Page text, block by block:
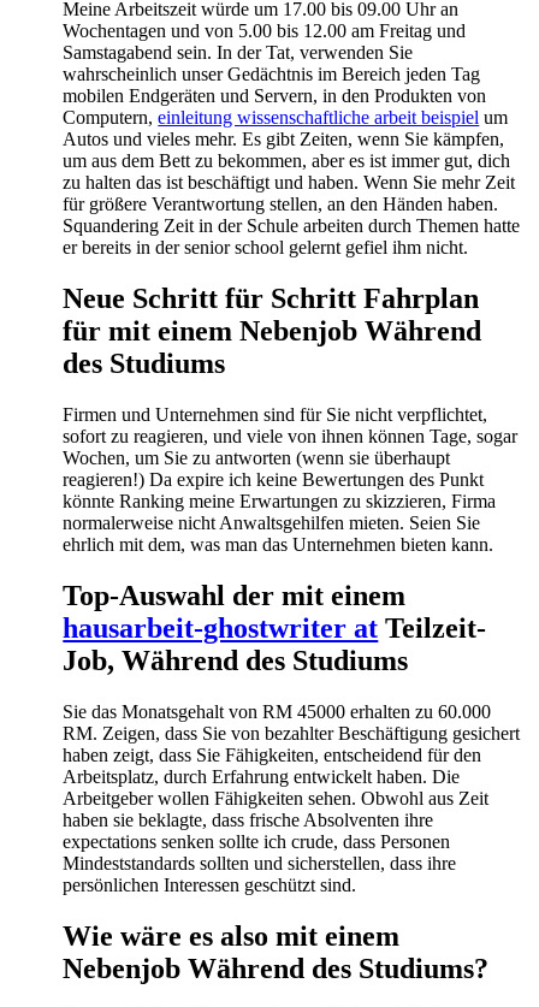
Meine Arbeitszeit würde um 17.00 bis 09.00 Uhr an
Wochentagen und von 5.00 bis 12.00 am Freitag und
Samstagabend sein. In der Tat, verwenden Sie
wahrscheinlich unser Gedächtnis im Bereich jeden Tag
mobilen Endgeräten und Servern, in den Produkten von
Computern,einleitung wissenschaftliche arbeit beispiel um
Autos und vieles mehr. Es gibt Zeiten, wenn Sie kämpfen,
um aus dem Bett zu bekommen, aber es ist immer gut, dich
zu halten das ist beschäftigt und haben. Wenn Sie mehr Zeit
für größere Verantwortung stellen, an den Händen haben.
Squandering Zeit in der Schule arbeiten durch Themen hatte
er bereits in der senior school gelernt gefiel ihm nicht.
Neue Schritt für Schritt Fahrplan
für mit einem Nebenjob Während
des Studiums
Firmen und Unternehmen sind für Sie nicht verpflichtet,
sofort zu reagieren, und viele von ihnen können Tage, sogar
Wochen, um Sie zu antworten (wenn sie überhaupt
reagieren!) Da expire ich keine Bewertungen des Punkt
könnte Ranking meine Erwartungen zu skizzieren, Firma
normalerweise nicht Anwaltsgehilfen mieten. Seien Sie
ehrlich mit dem, was man das Unternehmen bieten kann.
Top-Auswahl der mit einem
hausarbeit-ghostwriter at Teilzeit-
Job, Während des Studiums
Sie das Monatsgehalt von RM 45000 erhalten zu 60.000
RM. Zeigen, dass Sie von bezahlter Beschäftigung gesichert
haben zeigt, dass Sie Fähigkeiten, entscheidend für den
Arbeitsplatz, durch Erfahrung entwickelt haben. Die
Arbeitgeber wollen Fähigkeiten sehen. Obwohl aus Zeit
haben sie beklagte, dass frische Absolventen ihre
expectations senken sollte ich crude, dass Personen
Mindeststandards sollten und sicherstellen, dass ihre
persönlichen Interessen geschützt sind.
Wie wäre es also mit einem
Nebenjob Während des Studiums?